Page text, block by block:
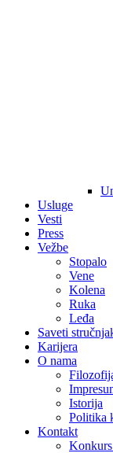
Usluge
Vesti
Press
Vežbe
Stopalo
Vene
Kolena
Ruka
Leđa
Saveti
Karijera
O nama
Istorija
Politika
Kontakt
Konkurs